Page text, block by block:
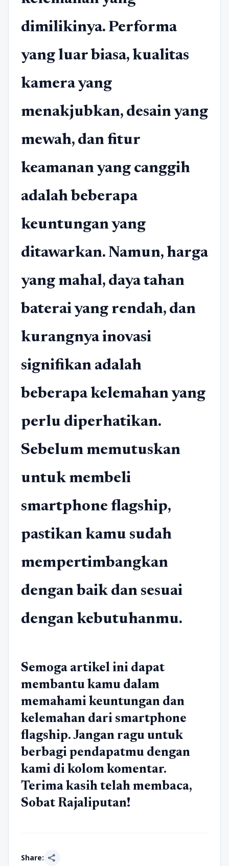
dimilikinya. Performa
yang luar biasa, kualitas
kamera yang
menakjubkan, desain yang
mewah, dan fitur
keamanan yang canggih
adalah beberapa
keuntungan yang
ditawarkan. Namun, harga
yang mahal, daya tahan
baterai yang rendah, dan
kurangnya inovasi
signifikan adalah
beberapa kelemahan yang
perlu diperhatikan.
Sebelum memutuskan
untuk membeli
smartphone flagship,
pastikan kamu sudah
mempertimbangkan
dengan baik dan sesuai
dengan kebutuhanmu.
Semoga artikel ini dapat
membantu kamu dalam
memahami keuntungan dan
kelemahan dari smartphone
flagship. Jangan ragu untuk
berbagi pendapatmu dengan
kami di kolom komentar.
Terima kasih telah membaca,
Sobat Rajaliputan!
Share: share